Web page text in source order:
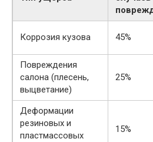
Коррозия кузова 45%
Повреждения
салона (плесень,
выцветание)
25%
Деформации
резиновых и
пластмассовых
15%